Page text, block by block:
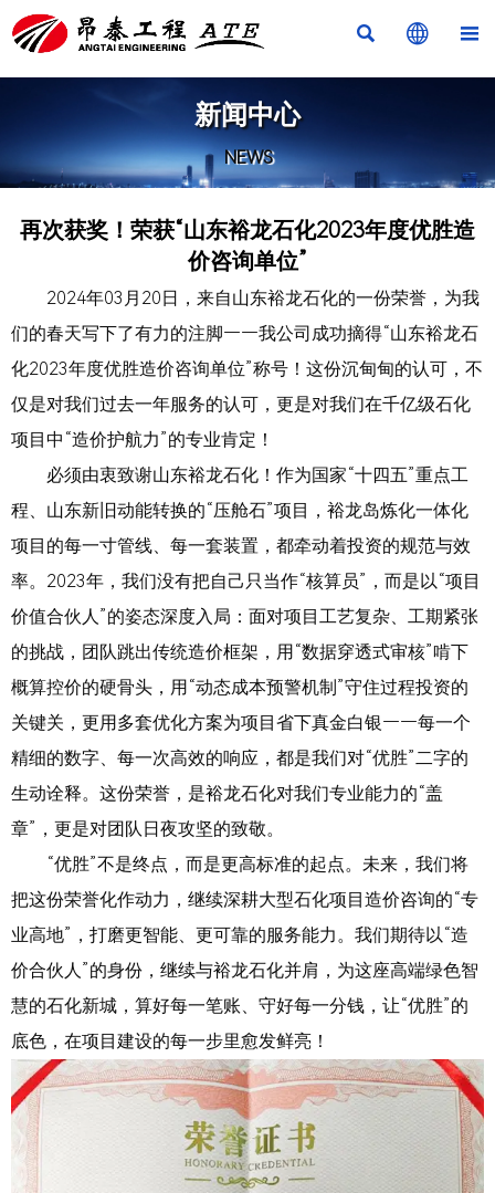
  
新闻中心
NEWS
再次获奖！荣获“山东裕龙石化2023年度优胜造
价咨询单位”
2024年03月20日，来自山东裕龙石化的一份荣誉，为我
们的春天写下了有力的注脚——我公司成功摘得“山东裕龙石
化2023年度优胜造价咨询单位”称号！这份沉甸甸的认可，不
仅是对我们过去一年服务的认可，更是对我们在千亿级石化
项目中“造价护航力”的专业肯定！
必须由衷致谢山东裕龙石化！作为国家“十四五”重点工
程、山东新旧动能转换的“压舱石”项目，裕龙岛炼化一体化
项目的每一寸管线、每一套装置，都牵动着投资的规范与效
率。2023年，我们没有把自己只当作“核算员”，而是以“项目
价值合伙人”的姿态深度入局：面对项目工艺复杂、工期紧张
的挑战，团队跳出传统造价框架，用“数据穿透式审核”啃下
概算控价的硬骨头，用“动态成本预警机制”守住过程投资的
关键关，更用多套优化方案为项目省下真金白银——每一个
精细的数字、每一次高效的响应，都是我们对“优胜”二字的
生动诠释。这份荣誉，是裕龙石化对我们专业能力的“盖
章”，更是对团队日夜攻坚的致敬。
“优胜”不是终点，而是更高标准的起点。未来，我们将
把这份荣誉化作动力，继续深耕大型石化项目造价咨询的“专
业高地”，打磨更智能、更可靠的服务能力。我们期待以“造
价合伙人”的身份，继续与裕龙石化并肩，为这座高端绿色智
慧的石化新城，算好每一笔账、守好每一分钱，让“优胜”的
底色，在项目建设的每一步里愈发鲜亮！